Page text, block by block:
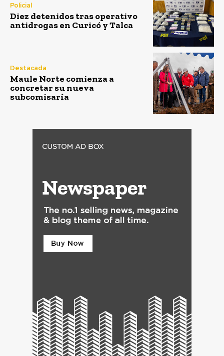
Policial
Diez detenidos tras operativo
antidrogas en Curicó y Talca
Destacada
Maule Norte comienza a
concretar su nueva
subcomisaría